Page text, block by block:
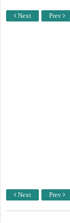
Next Prev
Next Prev